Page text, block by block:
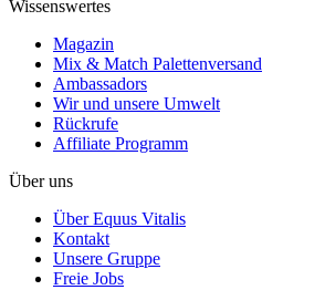
Wissenswertes
Magazin
Mix & Match Palettenversand
Ambassadors
Wir und unsere Umwelt
Rückrufe
Affiliate Programm
Über uns
Über Equus Vitalis
Kontakt
Unsere Gruppe
Freie Jobs